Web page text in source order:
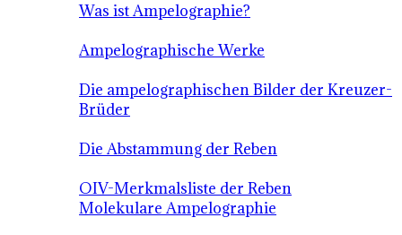
Was ist Ampelographie?
Ampelographische Werke
Die ampelographischen Bilder der Kreuzer-
Brüder
Die Abstammung der Reben
OIV-Merkmalsliste der Reben
Molekulare Ampelographie